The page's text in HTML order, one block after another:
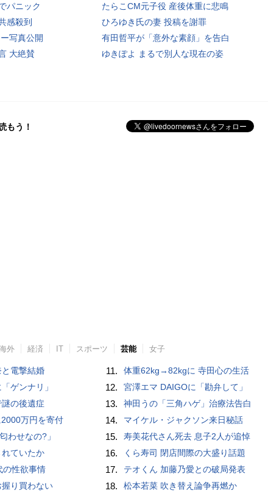
パニック
感殺到
写真公開
大絶賛
たらこCM元子役 産後体重に悲鳴
ひろゆき氏の妻 投稿を謝罪
有田哲平が「意外な素顔」を告白
ゆきぽよ まるで別人な現在の姿
もう！
外 経済 IT スポーツ 芸能 女子
電撃結婚
ゲンナリ」
の後遺症
万円を寄付
わせなの?」
ていたか
の性欲事情
り買わない
11. 体重62kg→82kgに 寺田心の生活
12. 宮澤エマ DAIGOに「勘弁して」
13. 神田うの「三角ハゲ」治療法告白
14. マイケル・ジャクソン来日秘話
15. 寿美花代さん死去 息子2人が追悼
16. くら寿司 閉店間際の大盛り話題
17. テオくん 加藤乃愛との破局発表
18. 松本若菜 吹き替え論争再燃か